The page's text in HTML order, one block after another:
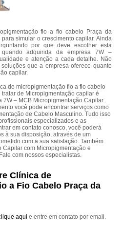
fio a fio cabelo Praça da
simular o crescimento capilar. Ainda
por que deve escolher esta
adquirida da empresa 7W –
e atenção a cada detalhe. Não
que a empresa oferece quanto
capilar.
de micropigmentação fio a fio cabelo
tratar de Micropigmentação capilar é
– MCB Micropigmentação Capilar.
você pode encontrar serviços como
de Cabelo Masculino. Tudo isso
especializados e as
em contato conosco, você poderá
à sua disposição, através de um
com a sua satisfação. Também
com Micropigmentação e
com nossos especialistas.
Clínica de
a Fio Cabelo Praça da
aqui e entre em contato por email.